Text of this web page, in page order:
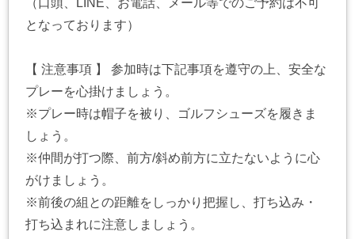
（口頭、LINE、お電話、メール等でのご予約は不可
となっております）
【 注意事項 】 参加時は下記事項を遵守の上、安全な
プレーを心掛けましょう。
※プレー時は帽子を被り、ゴルフシューズを履きま
しょう。
※仲間が打つ際、前方/斜め前方に立たないように心
がけましょう。
※前後の組との距離をしっかり把握し、打ち込み・
打ち込まれに注意しましょう。